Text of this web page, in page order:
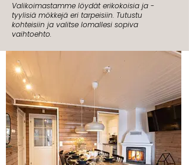
Valikoimastamme löydät erikokoisia ja -
tyylisiä mökkejä eri tarpeisiin. Tutustu
kohteisiin ja valitse lomallesi sopiva
vaihtoehto.